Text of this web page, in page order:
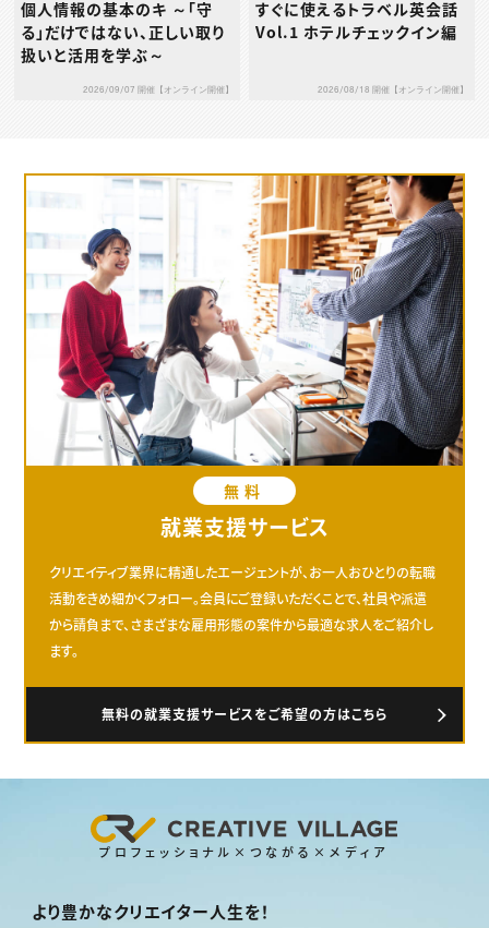
個人情報の基本のキ ～「守
る」だけではない、正しい取り
扱いと活用を学ぶ～
2026/09/07 開催【オンライン開催】
すぐに使えるトラベル英会話
Vol.1 ホテルチェックイン編
2026/08/18 開催【オンライン開催】
無料
就業支援サービス
クリエイティブ業界に精通したエージェントが、お一人おひとりの転職
活動をきめ細かくフォロー。会員にご登録いただくことで、社員や派遣
から請負まで、さまざまな雇用形態の案件から最適な求人をご紹介し
ます。
無料の就業支援サービスをご希望の方はこちら
プロフェッショナル×つながる×メディア
より豊かなクリエイター人生を！